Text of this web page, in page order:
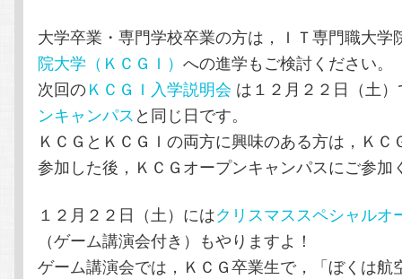
大学卒業・専門学校卒業の方は，ＩＴ専門職大学
院大学（ＫＣＧＩ）への進学もご検討ください。
次回のＫＣＧＩ入学説明会 は１２月２２日（土
ンキャンパス と同じ日です。
ＫＣＧとＫＣＧＩの両方に興味のある方は，ＫＣ
参加した後，ＫＣＧオープンキャンパスにご参加
１２月２２日（土）にはクリスマススペシャルオ
（ゲーム講演会付き）もやりますよ！
ゲーム講演会では，ＫＣＧ卒業生で，「ぼくは航